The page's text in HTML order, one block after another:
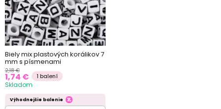
Biely mix plastových korálikov 7
mm s písmenami
2,18 €
1,74 € 1 balení
Skladom
Výhodnejšie balenie